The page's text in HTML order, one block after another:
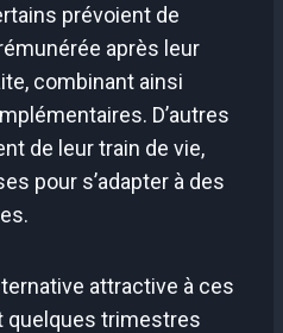
prévoient de
après leur
combinant ainsi
D’autres
de leur train de vie,
pour s’adapter à des
attractive à ces
quelques trimestres